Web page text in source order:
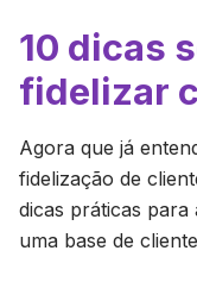
10 dicas
fidelizar
Agora que já
fidelização de
dicas práticas
uma base de